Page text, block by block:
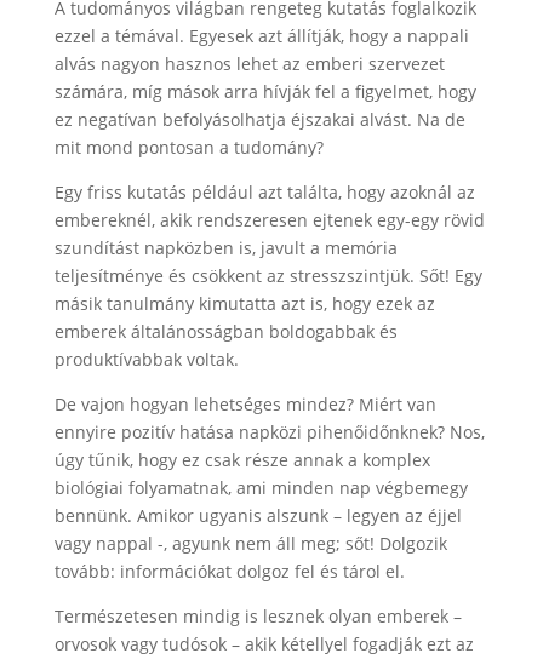
A tudományos világban rengeteg kutatás foglalkozik
ezzel a témával. Egyesek azt állítják, hogy a nappali
alvás nagyon hasznos lehet az emberi szervezet
számára, míg mások arra hívják fel a figyelmet, hogy
ez negatívan befolyásolhatja éjszakai alvást. Na de
mit mond pontosan a tudomány?
Egy friss kutatás például azt találta, hogy azoknál az
embereknél, akik rendszeresen ejtenek egy-egy rövid
szundítást napközben is, javult a memória
teljesítménye és csökkent az stresszszintjük. Sőt! Egy
másik tanulmány kimutatta azt is, hogy ezek az
emberek általánosságban boldogabbak és
produktívabbak voltak.
De vajon hogyan lehetséges mindez? Miért van
ennyire pozitív hatása napközi pihenőidőnknek? Nos,
úgy tűnik, hogy ez csak része annak a komplex
biológiai folyamatnak, ami minden nap végbemegy
bennünk. Amikor ugyanis alszunk – legyen az éjjel
vagy nappal -, agyunk nem áll meg; sőt! Dolgozik
tovább: információkat dolgoz fel és tárol el.
Természetesen mindig is lesznek olyan emberek –
orvosok vagy tudósok – akik kétellyel fogadják ezt az